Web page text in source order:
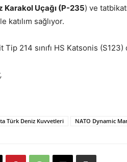
Karakol Uçağı (P-235) ve
katılım sağlıyor.
Tip 214 sınıfı HS Katsonis
Türk Deniz Kuvvetleri NATO Dynamic